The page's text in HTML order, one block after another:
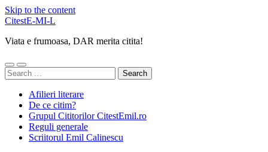
Skip to the content
CitestE-MI-L
Viata e frumoasa, DAR merita citita!
Toggle
mobile
Toggle
search
Search
for:
Afilieri literare
De ce citim?
Grupul Cititorilor CitestEmil.ro
Reguli generale
Scriitorul Emil Calinescu